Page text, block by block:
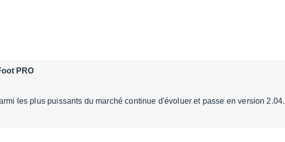
PRO
les plus puissants du marché continue d'évoluer et passe en version 2.04.